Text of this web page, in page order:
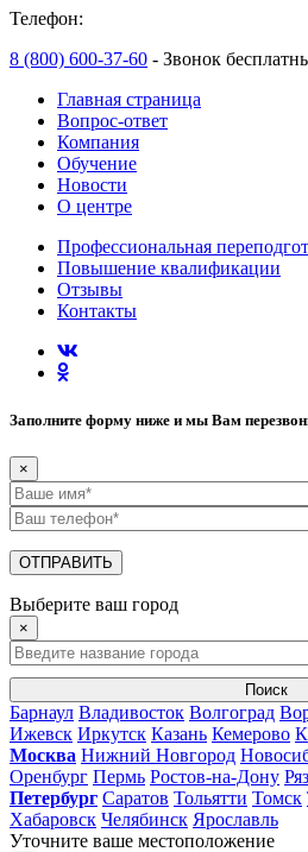
Телефон:
8 (800) 600-37-60 - Звонок
Главная страница
Вопрос-ответ
Компания
Обучение
Новости
О центре
Профессиональная
Повышение квалификации
Отзывы
Контакты
Заполните форму ниже и мы Вам
×
Выберите ваш город
×
Поиск
Барнаул Владивосток Волгоград
Ижевск Иркутск Казань Кемерово
Москва Нижний Новгород
Оренбург Пермь Ростов-на-Дону
Петербург Саратов Тольятти Томск
Хабаровск Челябинск Ярославль
Уточните ваше местоположение